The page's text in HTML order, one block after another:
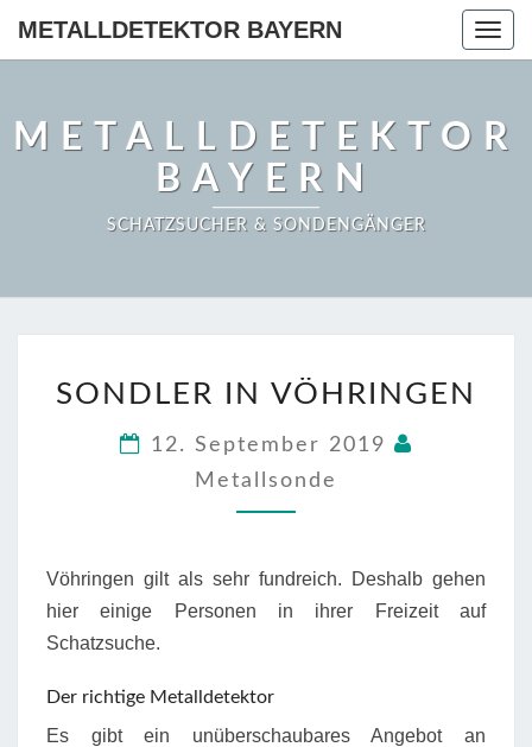
METALLDETEKTOR BAYERN
METALLDETEKTOR
BAYERN
SCHATZSUCHER & SONDENGÄNGER
IN
SONDLER IN VÖHRINGEN
12. September 2019
Metallsonde
Vöhringen gilt als sehr fundreich. Deshalb gehen
hier einige Personen in ihrer Freizeit auf
Schatzsuche.
Der richtige Metalldetektor
Es gibt ein unüberschaubares Angebot an